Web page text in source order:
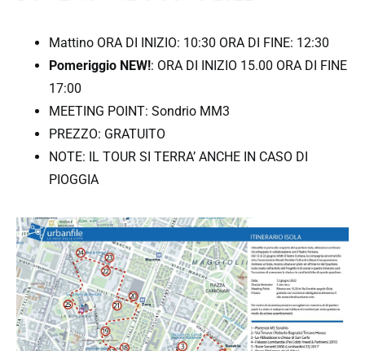
Mattino ORA DI INIZIO: 10:30 ORA DI FINE: 12:30
Pomeriggio NEW!: ORA DI INIZIO 15.00 ORA DI FINE
17:00
MEETING POINT: Sondrio MM3
PREZZO: GRATUITO
NOTE: IL TOUR SI TERRA’ ANCHE IN CASO DI
PIOGGIA